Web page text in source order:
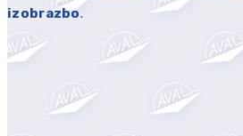
izobrazbo.